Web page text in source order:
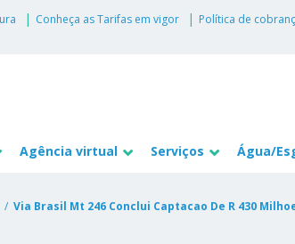
Conheça as Tarifas em vigor Política de
Agência virtual Serviços Água/
Via Brasil Mt 246 Conclui Captacao De R 430